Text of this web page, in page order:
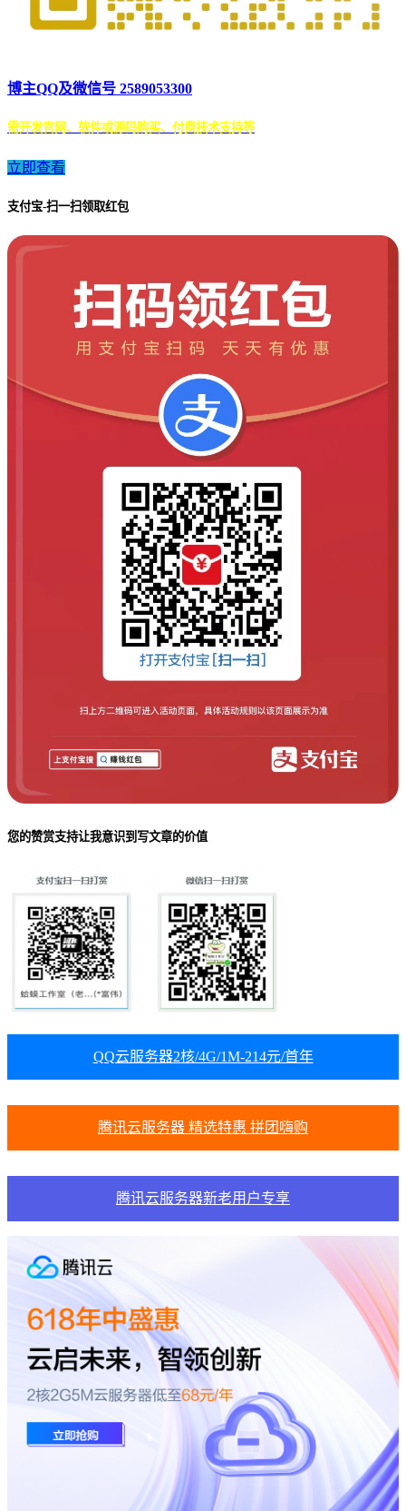
博主QQ及微信号 2589053300
需开发官网、软件或源码购买、付费技术支持等
立即查看
支付宝-扫一扫领取红包
您的赞赏支持让我意识到写文章的价值
QQ云服务器2核/4G/1M-214元/首年
腾讯云服务器 精选特惠 拼团嗨购
腾讯云服务器新老用户专享